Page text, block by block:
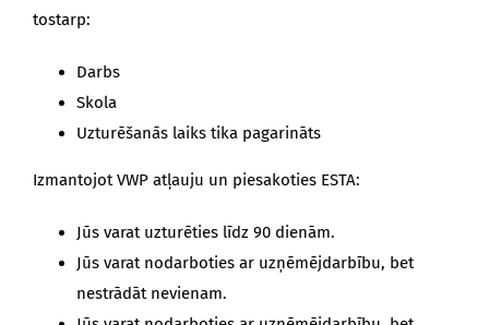
tostarp:
Darbs
Skola
Uzturēšanās laiks tika pagarināts
Izmantojot VWP atļauju un piesakoties ESTA:
Jūs varat uzturēties līdz 90 dienām.
Jūs varat nodarboties ar uzņēmējdarbību, bet
nestrādāt nevienam.